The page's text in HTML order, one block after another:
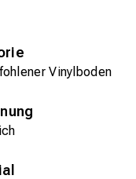
Vinylboden